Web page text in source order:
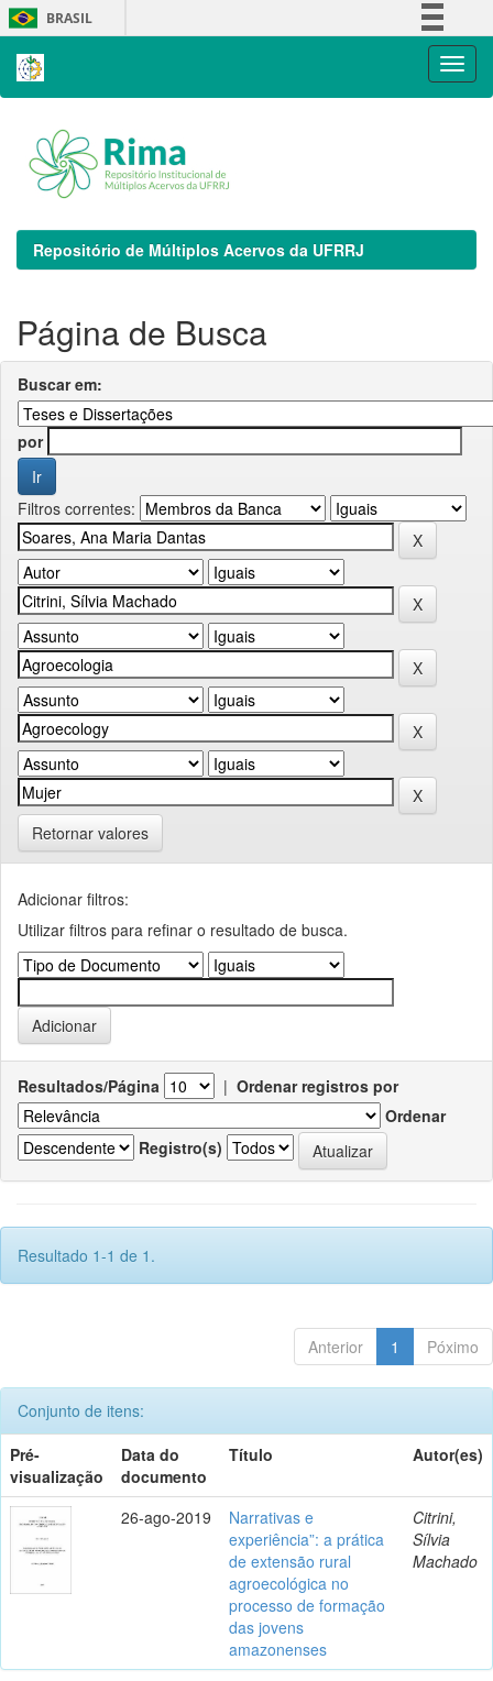
Skip
navigation
BRASIL
Repositório de Múltiplos Acervos da UFRRJ
Página de Busca
Buscar em:
por
Filtros correntes:
Retornar valores
Adicionar filtros:
Utilizar filtros para refinar o resultado de busca.
Resultados/Página | Ordenar registros por
Ordenar
Registro(s)
Resultado 1-1 de 1.
Anterior 1 Póximo
Conjunto de itens:
Pré-
visualização
Data do
documento
Título Autor(es)
26-ago-2019
Narrativas e
experiência”: a prática
de extensão rural
agroecológica no
processo de formação
das jovens
amazonenses
Citrini,
Sílvia
Machado